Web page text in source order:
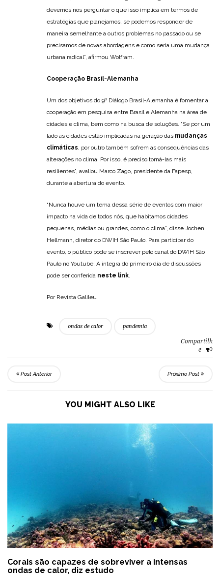
devemos nos perguntar o que isso implica em termos de
estratégias que planejamos, se podemos responder de
maneira semelhante a outros problemas no passado ou se
precisamos de novas abordagens e como seria uma mudança
urbana radical”, afirmou Wolfram.
Cooperação Brasil-Alemanha
Um dos objetivos do 9º Diálogo Brasil-Alemanha é fomentar a
cooperação em pesquisa entre Brasil e Alemanha na área de
cidades e clima, bem como na busca de soluções. “Se por um
lado as cidades estão implicadas na geração das mudanças
climáticas , por outro também sofrem as consequências das
alterações no clima. Por isso, é preciso torná-las mais
resilientes”, avaliou Marco Zago, presidente da Fapesp,
durante a abertura do evento.
“Nunca houve um tema dessa série de eventos com maior
impacto na vida de todos nós, que habitamos cidades
pequenas, médias ou grandes, como o clima”, disse Jochen
Hellmann, diretor do DWIH São Paulo. Para participar do
evento, o público pode se inscrever pelo canal do DWIH São
Paulo no Youtube. A íntegra do primeiro dia de discussões
pode ser conferida neste link
Por Revista Galileu
ondas de calor pandemia
Compartilh
e
Post Anterior Próximo Post
YOU MIGHT ALSO LIKE
Corais são capazes de sobreviver a intensas
ondas de calor, diz estudo